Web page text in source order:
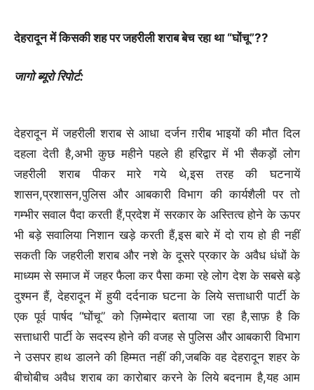
देहरादून में किसकी शह पर जहरीली शराब बेच रहा था “घोंचू”??
जागो ब्यूरो रिपोर्ट:
देहरादून में जहरीली शराब से आधा दर्जन ग़रीब भाइयों की मौत दिल
दहला देती है,अभी कुछ महीने पहले ही हरिद्वार में भी सैकड़ों लोग
जहरीली शराब पीकर मारे गये थे,इस तरह की घटनायें
शासन,प्रशासन,पुलिस और आबकारी विभाग की कार्यशैली पर तो
गम्भीर सवाल पैदा करती हैं,प्रदेश में सरकार के अस्तित्व होने के ऊपर
भी बड़े सवालिया निशान खड़े करती हैं,इस बारे में दो राय हो ही नहीं
सकती कि जहरीली शराब और नशे के दूसरे प्रकार के अवैध धंधों के
माध्यम से समाज में जहर फैला कर पैसा कमा रहे लोग देश के सबसे बड़े
दुश्मन हैं, देहरादून में हुयी दर्दनाक घटना के लिये सत्ताधारी पार्टी के
एक पूर्व पार्षद “घोंचू” को ज़िम्मेदार बताया जा रहा है,साफ़ है कि
सत्ताधारी पार्टी के सदस्य होने की वजह से पुलिस और आबकारी विभाग
ने उसपर हाथ डालने की हिम्मत नहीं की,जबकि वह देहरादून शहर के
बीचोबीच अवैध शराब का कारोबार करने के लिये बदनाम है,यह आम